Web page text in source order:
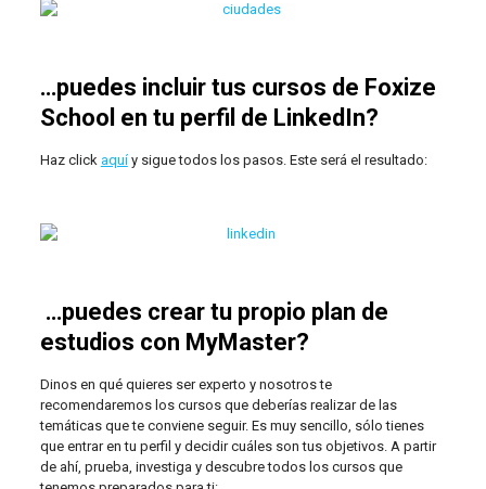
…puedes incluir tus cursos de Foxize
School en tu perfil de LinkedIn?
Haz click aquíy sigue todos los pasos. Este será el resultado:
…puedes crear tu propio plan de
estudios con MyMaster?
Dinos en qué quieres ser experto y nosotros te
recomendaremos los cursos que deberías realizar de las
temáticas que te conviene seguir. Es muy sencillo, sólo tienes
que entrar en tu perfil y decidir cuáles son tus objetivos. A partir
de ahí, prueba, investiga y descubre todos los cursos que